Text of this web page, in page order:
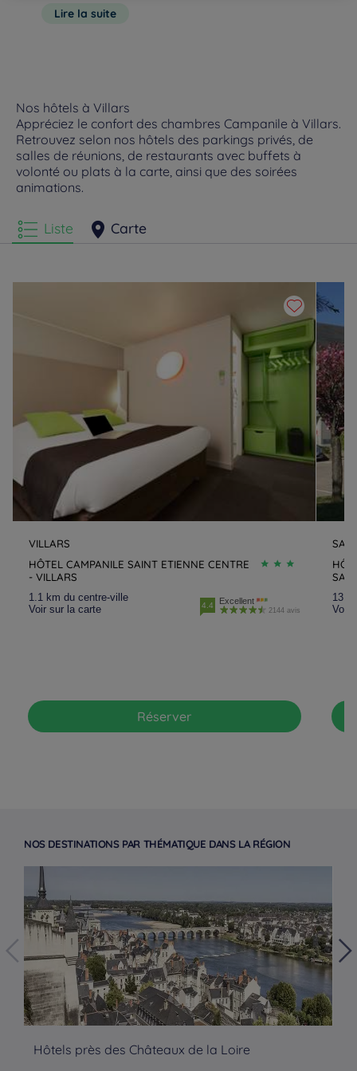
une réunion d’affaires, c’est possible grâce à nos salles de
conférences. Plusieurs formules vous seront proposées, elles
boisés et de beaux châteaux, offrant un décor d’autant plus
Lire la suite
Nos hôtels à Villars
Appréciez le confort des chambres Campanile à Villars.
Retrouvez selon nos hôtels des parkings privés, de
salles de réunions, de restaurants avec buffets à
volonté ou plats à la carte, ainsi que des soirées
animations.
Liste Carte
VILLARS
HÔTEL CAMPANILE SAINT ETIENNE CENTRE
- VILLARS
1.1 km du centre-ville
Voir sur la carte
4.4 Excellent
2144 avis
Réserver
13.7
Voir
NOS DESTINATIONS PAR THÉMATIQUE DANS LA RÉGION
Hôtels près des Châteaux de la Loire
Hôtels à Bordeaux